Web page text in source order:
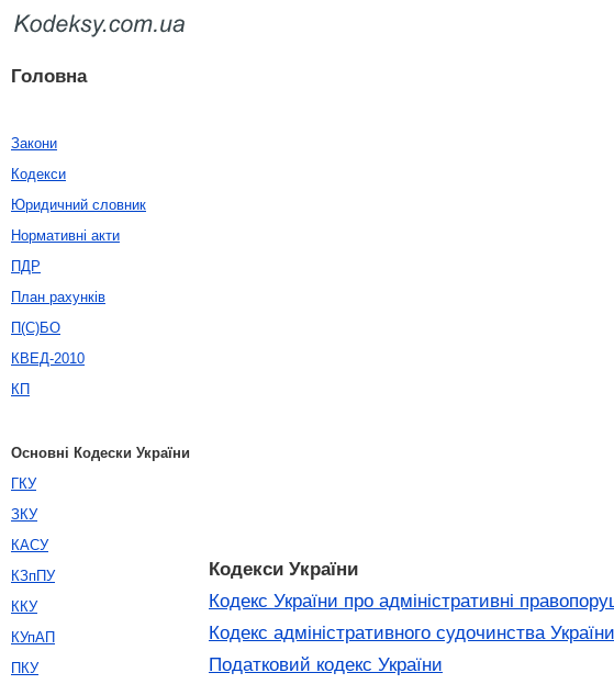
Головна
Кодекси України
Кодекс України про адміністративні
Кодекс адміністративного судочинства України
Податковий кодекс України
Закони
Кодекси
Юридичний словник
Нормативні акти
ПДР
План рахунків
П(С)БО
КВЕД-2010
КП
Основні Кодески України
ГКУ
ЗКУ
КАСУ
КЗпПУ
ККУ
КУпАП
ПКУ